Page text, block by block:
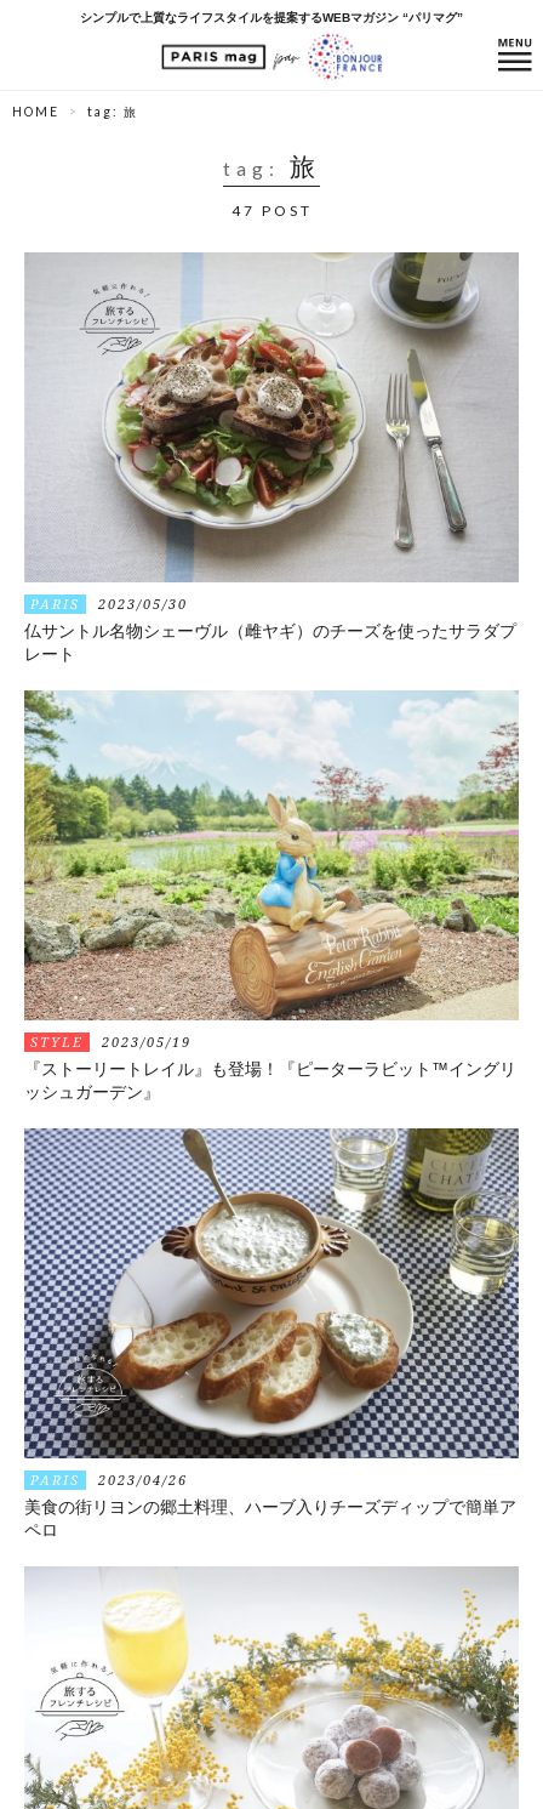
シンプルで上質なライフスタイルを提案するWEBマガジン “パリマグ”
HOME tag: 旅
tag: 旅
47 POST
PARIS 2023/05/30
仏サントル名物シェーヴル（雌ヤギ）のチーズを使ったサラダプ
レート
STYLE 2023/05/19
『ストーリートレイル』も登場！『ピーターラビット™イングリ
ッシュガーデン』
PARIS 2023/04/26
美食の街リヨンの郷土料理、ハーブ入りチーズディップで簡単ア
ペロ